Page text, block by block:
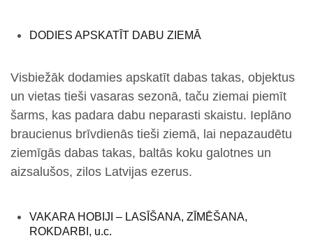
DODIES APSKATĪT DABU ZIEMĀ
Visbiežāk dodamies apskatīt dabas takas, objektus
un vietas tieši vasaras sezonā, taču ziemai piemīt
šarms, kas padara dabu neparasti skaistu. Ieplāno
braucienus brīvdienās tieši ziemā, lai nepazaudētu
ziemīgās dabas takas, baltās koku galotnes un
aizsalušos, zilos Latvijas ezerus.
VAKARA HOBIJI – LASĪŠANA, ZĪMĒŠANA,
ROKDARBI, u.c.